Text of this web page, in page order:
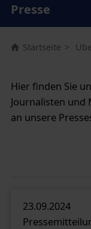
Presse
Startseite
Hier finden Sie
Journalisten
an unsere
23.09.2024